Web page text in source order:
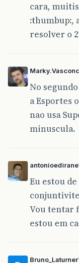
cara,
:thumbup:,
resolver o
No
a Esportes
nao usa
minuscula.
antonioedirane
Eu estou
Vou tentar
estou em
Bruno_Laturner